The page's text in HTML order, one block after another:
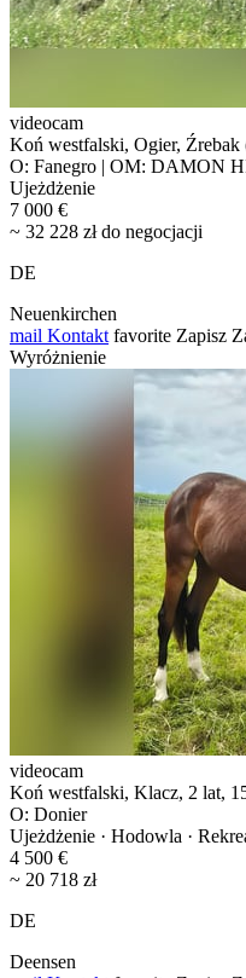
videocam
Koń westfalski, Ogier, Źrebak
O: Fanegro | OM: DAMON
Ujeżdżenie
7 000 €
~ 32 228 zł do negocjacji
DE
Neuenkirchen
mail Kontakt favorite Zapisz
Wyróżnienie
videocam
Koń westfalski, Klacz, 2 lat,
O: Donier
Ujeżdżenie · Hodowla ·
4 500 €
~ 20 718 zł
DE
Deensen